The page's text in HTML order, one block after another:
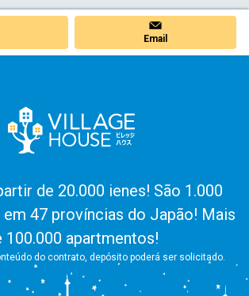
Email
de 20.000 ienes! São 1.000
47 províncias do Japão! Mais
100.000 apartmentos!
do contrato, depósito poderá ser solicitado.